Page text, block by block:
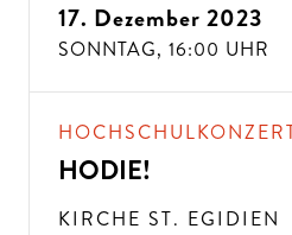
17. Dezember 2023
SONNTAG, 16:00 UHR
HODIE!
KIRCHE ST. EGIDIEN